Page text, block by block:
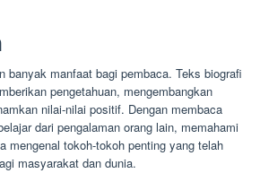
banyak manfaat bagi pembaca. Teks biografi
pengetahuan, mengembangkan
nilai-nilai positif. Dengan membaca
dari pengalaman orang lain, memahami
mengenal tokoh-tokoh penting yang telah
masyarakat dan dunia.